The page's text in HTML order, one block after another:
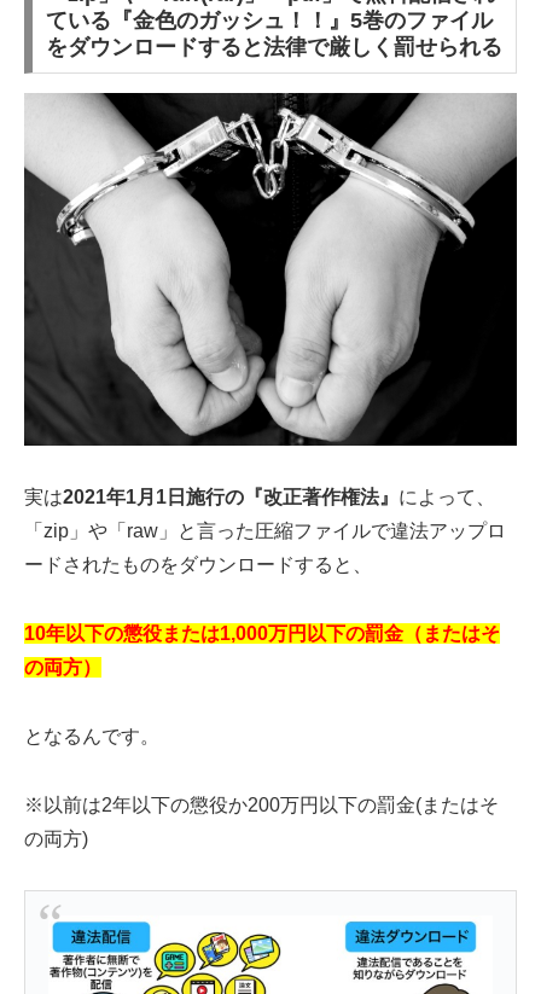
ている『金色のガッシュ！！』5巻のファイル
をダウンロードすると法律で厳しく罰せられる
実は2021年1月1日施行の『改正著作権法』 によって、
「zip」や「raw」と言った圧縮ファイルで違法アップロ
ードされたものをダウンロードすると、
10年以下の懲役または1,000万円以下の罰金（またはそ
の両方）
となるんです。
※以前は2年以下の懲役か200万円以下の罰金(またはそ
の両方)